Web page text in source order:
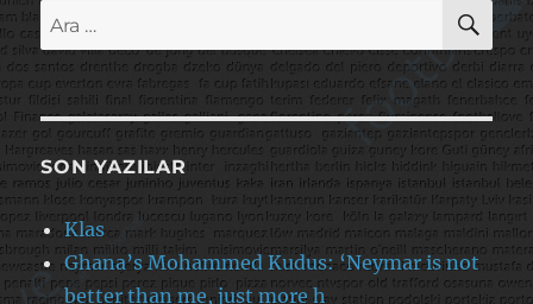
Ara:
SON YAZILAR
Klas
Ghana’s Mohammed Kudus: ‘Neymar is not
better than me, just more h